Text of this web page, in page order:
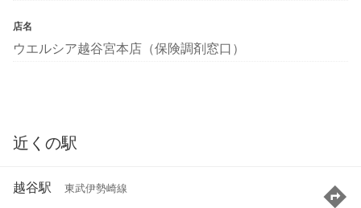
店名
ウエルシア越谷宮本店（保険調剤窓口）
近くの駅
越谷駅 東武伊勢崎線